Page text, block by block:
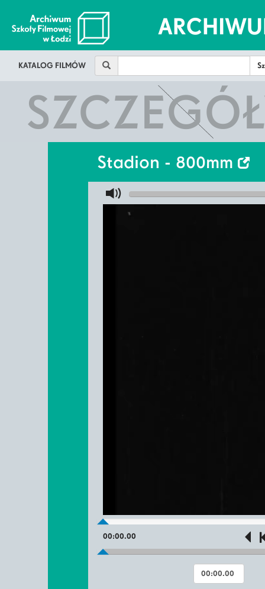
KATALOG FILMÓW
Stadion - 800mm
00:00.00